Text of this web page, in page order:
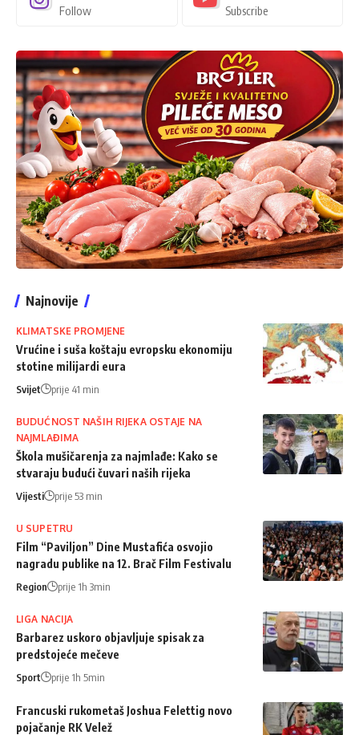
Follow Subscribe
Najnovije
KLIMATSKE PROMJENE
Vrućine i suša koštaju evropsku ekonomiju
stotine milijardi eura
Svijet prije 41 min
BUDUĆNOST NAŠIH RIJEKA OSTAJE NA
NAJMLAĐIMA
Škola mušičarenja za najmlađe: Kako se
stvaraju budući čuvari naših rijeka
Vijesti prije 53 min
U SUPETRU
Film “Paviljon” Dine Mustafića osvojio
nagradu publike na 12. Brač Film Festivalu
Region prije 1h 3min
LIGA NACIJA
Barbarez uskoro objavljuje spisak za
predstojeće mečeve
Sport prije 1h 5min
Francuski rukometaš Joshua Felettig novo
pojačanje RK Velež